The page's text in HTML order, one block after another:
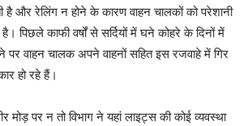
है और रेलिंग न होने के कारण वाहन चालकों को परेशानी
पिछले काफी वर्षों से सर्दियों में घने कोहरे के दिनों में
पर वाहन चालक अपने वाहनों सहित इस रजवाहे में गिर
हो रहे हैं।
मोड़ पर न तो विभाग ने यहां लाइट्स की कोई व्यवस्था